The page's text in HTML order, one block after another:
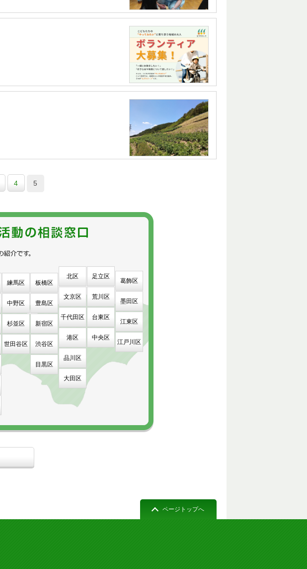
4 5
千代田区
中央区
港区
新宿区
文京区
台東区
墨田区
江東区
品川区
目黒区
大田区
世田谷区 渋谷区
中野区
杉並区
豊島区
北区
荒川区
板橋区
練馬区
足立区
葛飾区
江戸川区
ページトップへ